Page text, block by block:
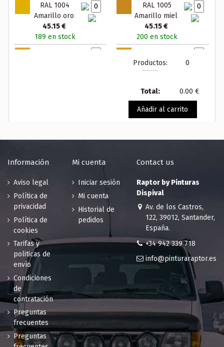
RAL 1004
Amarillo oro
45.15 €
189 en stock
RAL 1005
Amarillo miel
45.15 €
200 en stock
Amarillo
200 en stock
200 en stock
RAL 1012
45.15 €
Blanco perla
194 en stock
Marfil
45.15 €
RAL 1015
Marfil claro
45.15 €
185 en stock
RAL 1016
Amarillo
azufre
45.15 €
189 en stock
RAL 1017
azafrán
200 en stock
zinc
200 en stock
RAL 1019
Beige
RAL 1020
Amarillo oliva
Productos: 0
Total: 0.00 €
Añadir al carrito
Información
Aviso legal
Política de
privacidad
Política de
cookies
Tarifas y
politicas de
envío
Condiciones
de
contratación
Preguntas
frecuentes
Preguntas
Mi cuenta
Iniciar sesión
Mi cuenta
Historial de
pedidos
Contact us
Raptor by Pinturas
Dispival
Av. de los Castros,
122, 39012, Santander,
España.
+34 942 339 718
info@pinturaraptor.es